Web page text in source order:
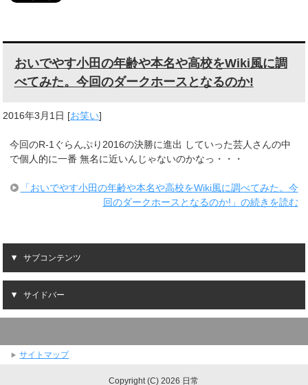
おいでやす小田の年齢や本名や高校をWiki風に調
べてみた。今回のダークホースとなるのか!
2016年3月1日 [お笑い]
今回のR-1ぐらんぷり2016の決勝に進出 していった芸人さんの中
で個人的に一番 無名に近いんじゃないのかなっ・・・
「おいでやす小田の年齢や本名や高校をWiki風に調べてみた。今
回のダークホースとなるのか!」の続きを読む
サブコンテンツ
サイドバー
サイトマップ
Copyright (C) 2026 日常